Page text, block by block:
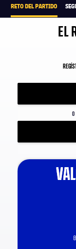
RETO DEL PARTIDO
EL
O